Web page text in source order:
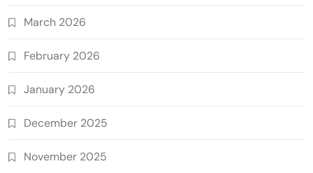
March 2026
February 2026
January 2026
December 2025
November 2025